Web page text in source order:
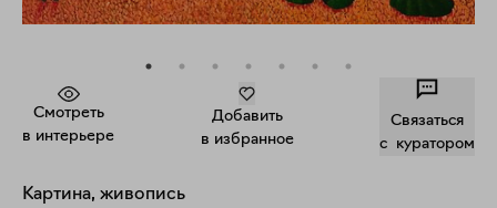
Смотреть
в интерьере
Добавить
в избранное
Связаться
c куратором
Картина, живопись